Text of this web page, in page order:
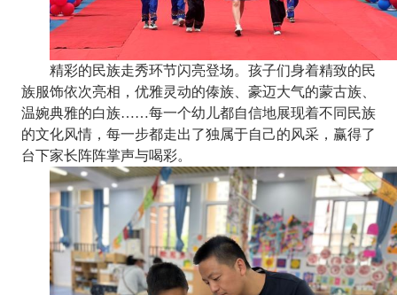
精彩的民族走秀环节闪亮登场。孩子们身着精致的民
族服饰依次亮相，优雅灵动的傣族、豪迈大气的蒙古族、
温婉典雅的白族……每一个幼儿都自信地展现着不同民族
的文化风情，每一步都走出了独属于自己的风采，赢得了
台下家长阵阵掌声与喝彩。